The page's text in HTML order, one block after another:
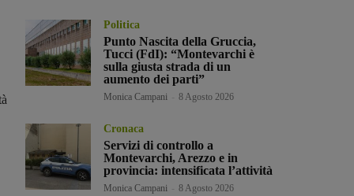
Politica
Punto Nascita della Gruccia,
Tucci (FdI): “Montevarchi è
sulla giusta strada di un
aumento dei parti”
Monica Campani 8 Agosto 2026
Cronaca
Servizi di controllo a
Montevarchi, Arezzo e in
provincia: intensificata l’attività
Monica Campani 8 Agosto 2026